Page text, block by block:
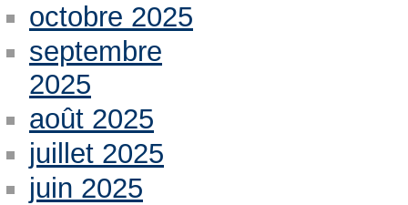
octobre 2025
septembre
2025
août 2025
juillet 2025
juin 2025